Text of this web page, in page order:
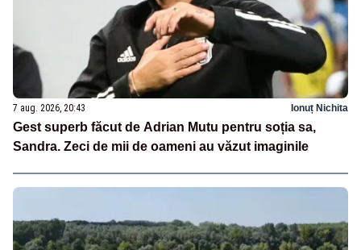
7 aug. 2026, 20:43 Ionuț Nichita
Gest superb făcut de Adrian Mutu pentru soția sa,
Sandra. Zeci de mii de oameni au văzut imaginile